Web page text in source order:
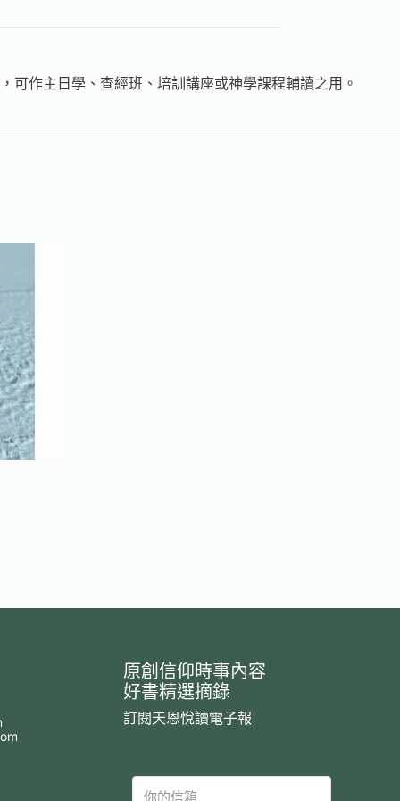
可作主日學、查經班、培訓講座或神學課程輔讀之用。
原創信仰時事內容
好書精選摘錄
訂閱天恩悅讀電子報